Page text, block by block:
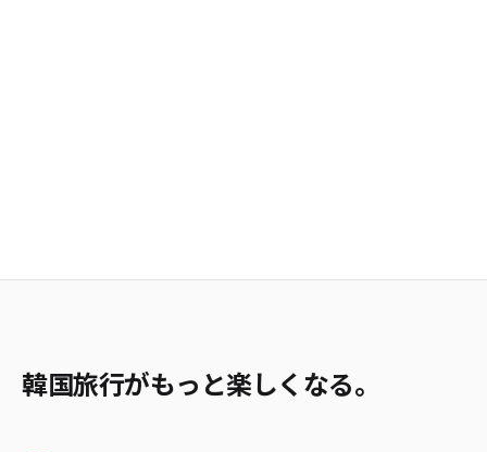
韓国旅行がもっと楽しくなる。